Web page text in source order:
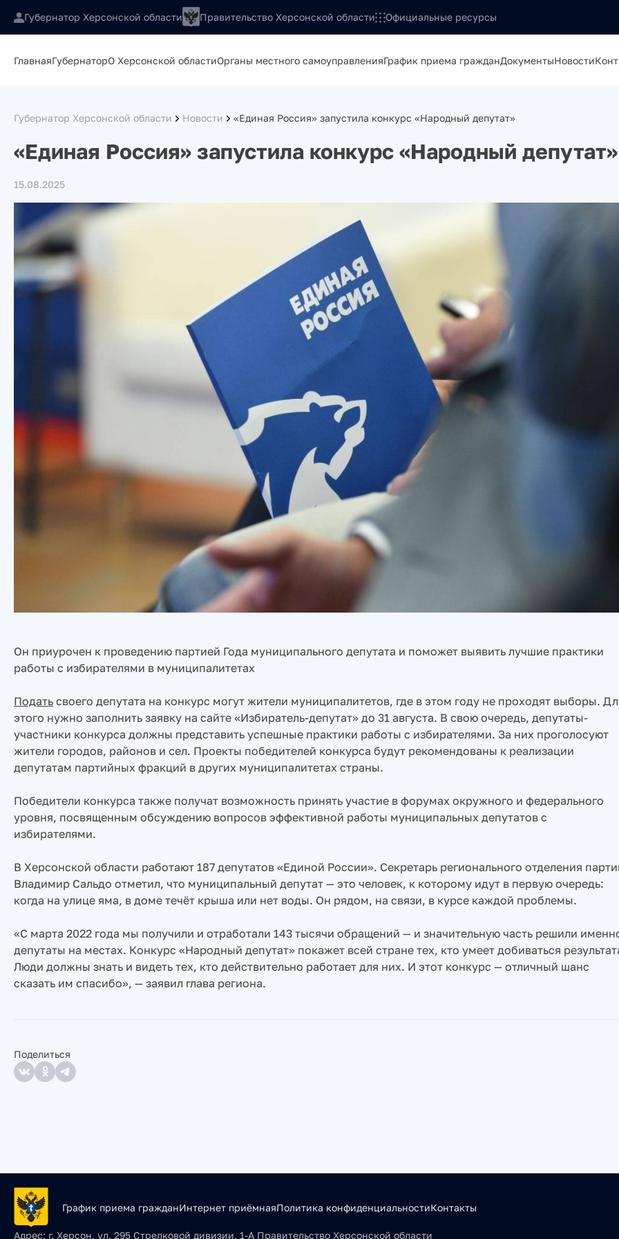
Губернатор Херсонской области Правительство Херсонской области Официальные ресурсы
ГлавнаяГубернаторО Херсонской областиОрганы местного самоуправленияГрафик приема гражданДокументыНовости
Губернатор Херсонской области Новости «Единая Россия» запустила конкурс «Народный депутат»
«Единая Россия» запустила конкурс «Народный депутат»
15.08.2025
Он приурочен к проведению партией Года муниципального депутата и поможет выявить лучшие практики
работы с избирателями в муниципалитетах
Подать своего депутата на конкурс могут жители муниципалитетов, где в этом году не проходят выборы.
этого нужно заполнить заявку на сайте «Избиратель-депутат» до 31 августа. В свою очередь, депутаты-
участники конкурса должны представить успешные практики работы с избирателями. За них проголосуют
жители городов, районов и сел. Проекты победителей конкурса будут рекомендованы к реализации
депутатам партийных фракций в других муниципалитетах страны.
Победители конкурса также получат возможность принять участие в форумах окружного и федерального
уровня, посвященным обсуждению вопросов эффективной работы муниципальных депутатов с
избирателями.
В Херсонской области работают 187 депутатов «Единой России». Секретарь регионального отделения
Владимир Сальдо отметил, что муниципальный депутат — это человек, к которому идут в первую очередь:
когда на улице яма, в доме течёт крыша или нет воды. Он рядом, на связи, в курсе каждой проблемы.
«С марта 2022 года мы получили и отработали 143 тысячи обращений — и значительную часть решили
депутаты на местах. Конкурс «Народный депутат» покажет всей стране тех, кто умеет добиваться
Люди должны знать и видеть тех, кто действительно работает для них. И этот конкурс — отличный шанс
сказать им спасибо», — заявил глава региона.
Поделиться
График приема гражданИнтернет приёмнаяПолитика конфиденциальностиКонтакты
Адрес: г. Херсон, ул. 295 Стрелковой дивизии, 1-А Правительство Херсонской области